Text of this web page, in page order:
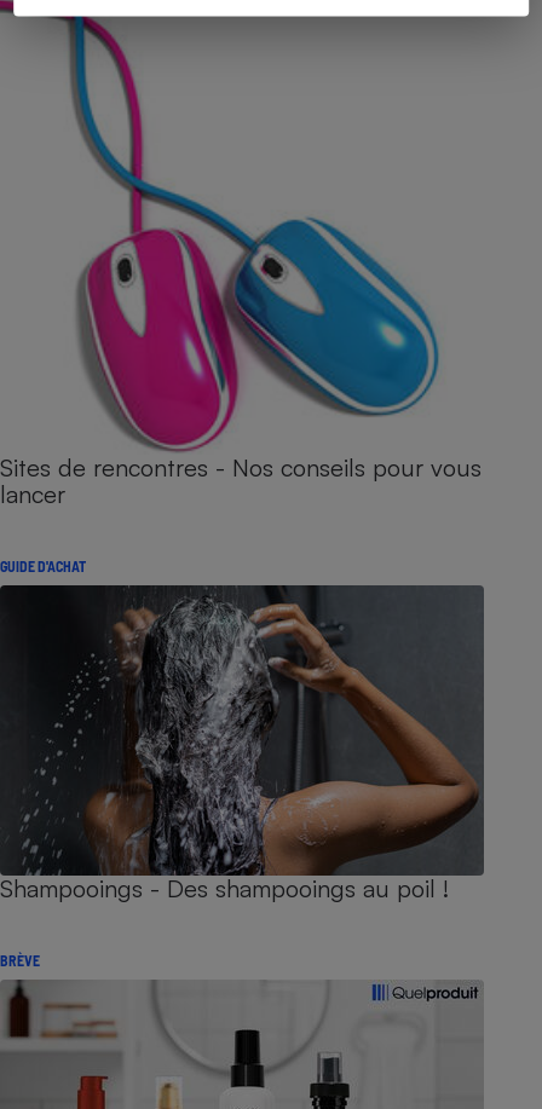
Sites de rencontres - Nos conseils pour vous
lancer
GUIDE D'ACHAT
Shampooings - Des shampooings au poil !
BRÈVE